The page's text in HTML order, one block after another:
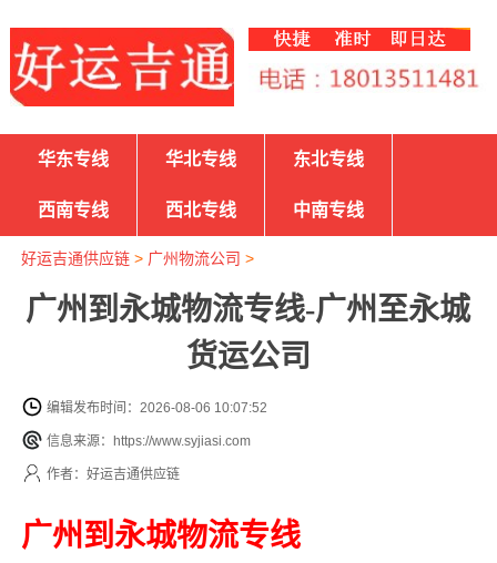
华东专线 华北专线 东北专线
西南专线 西北专线 中南专线
好运吉通供应链> 广州物流公司 >
广州到永城物流专线-广州至永城
货运公司
编辑发布时间：2026-08-06 10:07:52
信息来源：https://www.syjiasi.com
作者：好运吉通供应链
广州到永城物流专线